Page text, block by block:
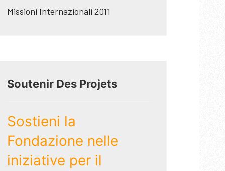
Missioni Internazionali 2011
Soutenir Des Projets
Sostieni la
Fondazione nelle
iniziative per il